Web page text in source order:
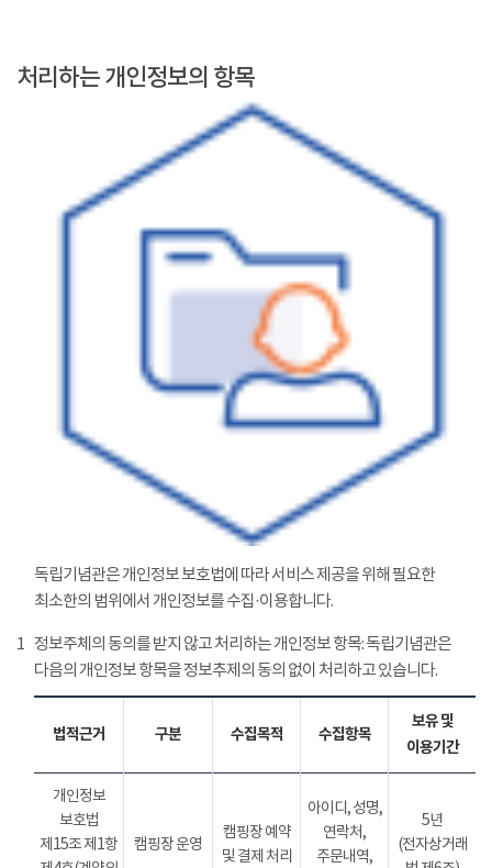
처리하는 개인정보의 항목
독립기념관은 개인정보 보호법에 따라 서비스 제공을 위해 필요한
최소한의 범위에서 개인정보를 수집·이용합니다.
1 정보주체의 동의를 받지 않고 처리하는 개인정보 항목: 독립기념관은
다음의 개인정보 항목을 정보추제의 동의 없이 처리하고 있습니다.
법적근거 구분 수집목적 수집항목
보유 및
이용기간
개인정보
보호법
제15조 제1항
캠핑장 운영
캠핑장 예약
및 결제 처리
아이디, 성명,
연락처,
주문내역,
5년
(전자상거래